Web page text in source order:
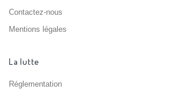
Contactez-nous
Mentions légales
La lutte
Réglementation